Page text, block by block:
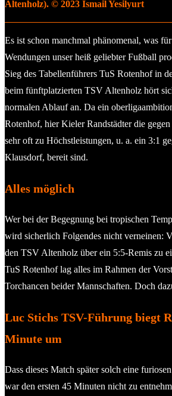
Altenholz). © 2023 Ismail Yesilyurt
Es ist schon manchmal phänomenal, was
Wendungen unser heiß geliebter Fußball
Sieg des Tabellenführers TuS Rotenhof in
beim fünftplatzierten TSV Altenholz hört
normalen Ablauf an. Da ein
Rotenhof, hier Kieler Randstädter die gegen
sehr oft zu Höchstleistungen, u. a. ein 3:1
Klausdorf, bereit sind.
Alles möglich
Wer bei der Begegnung bei tropischen
wird sicherlich Folgendes nicht verneinen:
den TSV Altenholz über ein 5:5-Remis zu
TuS Rotenhof lag alles im Rahmen der
Torchancen beider Mannschaften. Doch
Luc Stichs TSV-Führung biegt
Minute um
Dass dieses Match später solch eine
war den ersten 45 Minuten nicht zu